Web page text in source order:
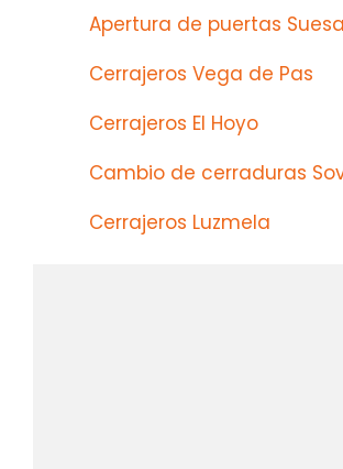
Apertura de puertas Suesa
Cerrajeros Vega de Pas
Cerrajeros El Hoyo
Cambio de cerraduras
Cerrajeros Luzmela